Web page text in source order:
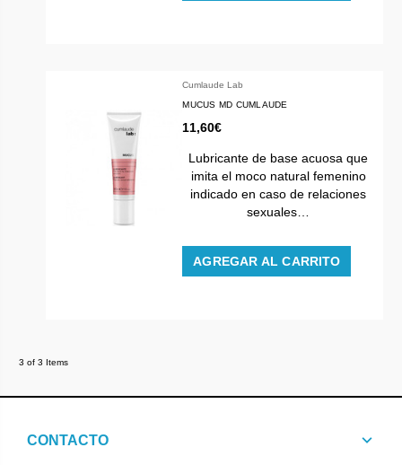
Cumlaude Lab
MUCUS MD CUMLAUDE
11,60€
Lubricante de base acuosa que
imita el moco natural femenino
indicado en caso de relaciones
sexuales…
AGREGAR AL CARRITO
3 of 3 Items
CONTACTO